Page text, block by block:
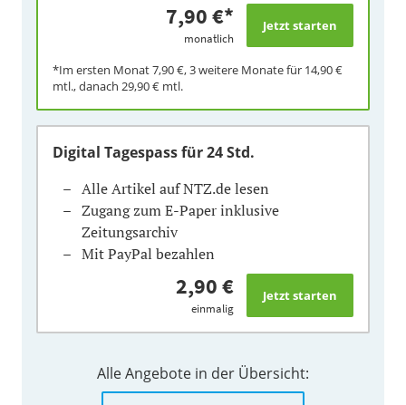
7,90 €*
monatlich
*Im ersten Monat7,90 €, 3 weitere Monate für 14,90 €
mtl., danach 29,90 € mtl.
Digital Tagespassfür 24 Std.
Alle Artikel auf NTZ.de lesen
Zugang zum E-Paper inklusive
Zeitungsarchiv
Mit PayPal bezahlen
2,90 €
einmalig
Alle Angebote in der Übersicht: